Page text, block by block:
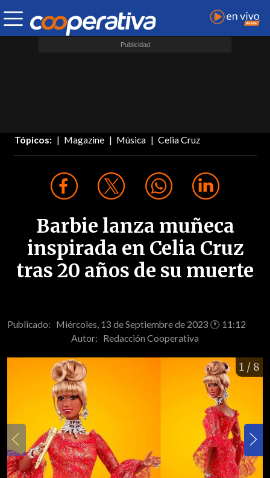
Tópicos: Magazine Música Celia Cruz
Barbie lanza muñeca
inspirada en Celia Cruz
tras 20 años de su muerte
Publicado: Miércoles, 13 de Septiembre de 2023 🕐 11:12
Autor: Redacción Cooperativa
1 / 8